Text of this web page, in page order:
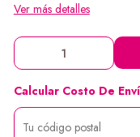
Ver más detalles
Calcular Costo De